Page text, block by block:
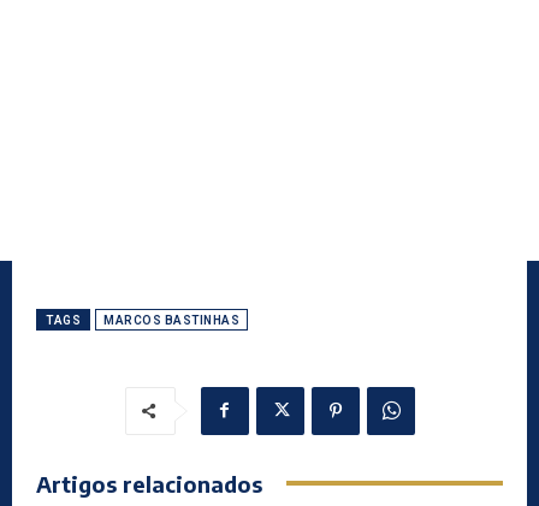
TAGS MARCOS BASTINHAS
Artigos relacionados